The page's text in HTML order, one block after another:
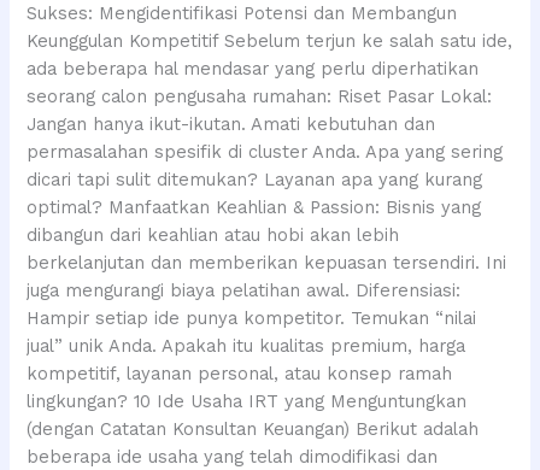
Sukses: Mengidentifikasi Potensi dan Membangun
Keunggulan Kompetitif Sebelum terjun ke salah satu ide,
ada beberapa hal mendasar yang perlu diperhatikan
seorang calon pengusaha rumahan: Riset Pasar Lokal:
Jangan hanya ikut-ikutan. Amati kebutuhan dan
permasalahan spesifik di cluster Anda. Apa yang sering
dicari tapi sulit ditemukan? Layanan apa yang kurang
optimal? Manfaatkan Keahlian & Passion: Bisnis yang
dibangun dari keahlian atau hobi akan lebih
berkelanjutan dan memberikan kepuasan tersendiri. Ini
juga mengurangi biaya pelatihan awal. Diferensiasi:
Hampir setiap ide punya kompetitor. Temukan “nilai
jual” unik Anda. Apakah itu kualitas premium, harga
kompetitif, layanan personal, atau konsep ramah
lingkungan? 10 Ide Usaha IRT yang Menguntungkan
(dengan Catatan Konsultan Keuangan) Berikut adalah
beberapa ide usaha yang telah dimodifikasi dan